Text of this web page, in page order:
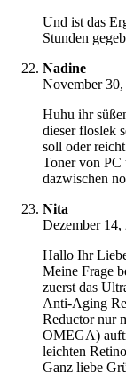
Und ist das
Stunden
Nadine
November
Huhu ihr
dieser floslek
soll oder
Toner von PC
dazwischen
Nita
Dezember 14,
Hallo Ihr
Meine Frage
zuerst das
Anti-Aging
Reductor nur
OMEGA)
leichten
Ganz liebe